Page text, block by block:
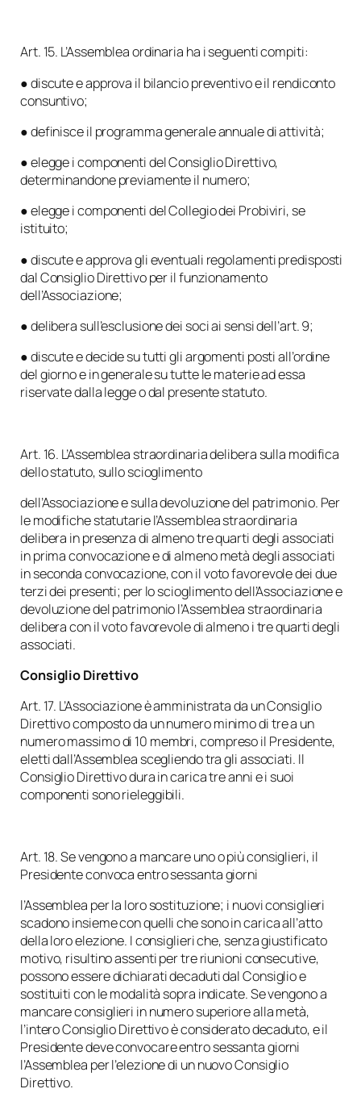
Art. 15. L’Assemblea ordinaria ha i seguenti compiti:
● discute e approva il bilancio preventivo e il rendiconto
consuntivo;
● definisce il programma generale annuale di attività;
● elegge i componenti del Consiglio Direttivo,
determinandone previamente il numero;
● elegge i componenti del Collegio dei Probiviri, se
istituito;
● discute e approva gli eventuali regolamenti predisposti
dal Consiglio Direttivo per il funzionamento
dell’Associazione;
● delibera sull’esclusione dei soci ai sensi dell’art. 9;
● discute e decide su tutti gli argomenti posti all’ordine
del giorno e in generale su tutte le materie ad essa
riservate dalla legge o dal presente statuto.
Art. 16. L’Assemblea straordinaria delibera sulla modifica
dello statuto, sullo scioglimento
dell’Associazione e sulla devoluzione del patrimonio. Per
le modifiche statutarie l’Assemblea straordinaria
delibera in presenza di almeno tre quarti degli associati
in prima convocazione e di almeno metà degli associati
in seconda convocazione, con il voto favorevole dei due
terzi dei presenti; per lo scioglimento dell’Associazione e
devoluzione del patrimonio l’Assemblea straordinaria
delibera con il voto favorevole di almeno i tre quarti degli
associati.
Consiglio Direttivo
Art. 17. L’Associazione è amministrata da un Consiglio
Direttivo composto da un numero minimo di tre a un
numero massimo di 10 membri, compreso il Presidente,
eletti dall’Assemblea scegliendo tra gli associati. Il
Consiglio Direttivo dura in carica tre anni e i suoi
componenti sono rieleggibili.
Art. 18. Se vengono a mancare uno o più consiglieri, il
Presidente convoca entro sessanta giorni
l’Assemblea per la loro sostituzione; i nuovi consiglieri
scadono insieme con quelli che sono in carica all’atto
della loro elezione. I consiglieri che, senza giustificato
motivo, risultino assenti per tre riunioni consecutive,
possono essere dichiarati decaduti dal Consiglio e
sostituiti con le modalità sopra indicate. Se vengono a
mancare consiglieri in numero superiore alla metà,
l’intero Consiglio Direttivo è considerato decaduto, e il
Presidente deve convocare entro sessanta giorni
l’Assemblea per l’elezione di un nuovo Consiglio
Direttivo.